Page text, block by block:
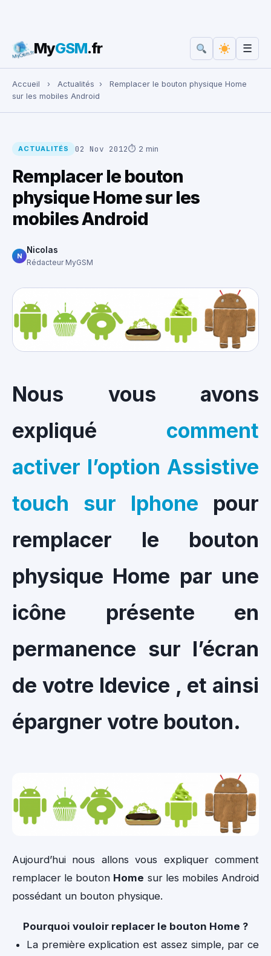
Rechercher :
MyGSM.fr ☰
Accueil › Actualités ›
Remplacer le bouton physique Home
sur les mobiles Android
ACTUALITÉS 02 Nov 2012⏱ 2 min
Remplacer le bouton
physique Home sur les
mobiles Android
N
Nicolas
Rédacteur MyGSM
Nous vous avons
expliqué comment
activer l’option Assistive
touch sur Iphone pour
remplacer le bouton
physique Home par une
icône présente en
permanence sur l’écran
de votre Idevice , et ainsi
épargner votre bouton.
Aujourd’hui nous allons vous expliquer comment
remplacer le bouton Home sur les mobiles Android
possédant un bouton physique.
Pourquoi vouloir replacer le bouton Home ?
La première explication est assez simple, par ce